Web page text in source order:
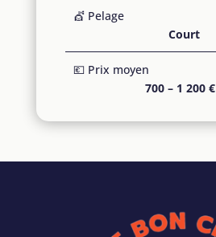
💇 Pelage
Court
💶 Prix moyen
700 – 1 200 €